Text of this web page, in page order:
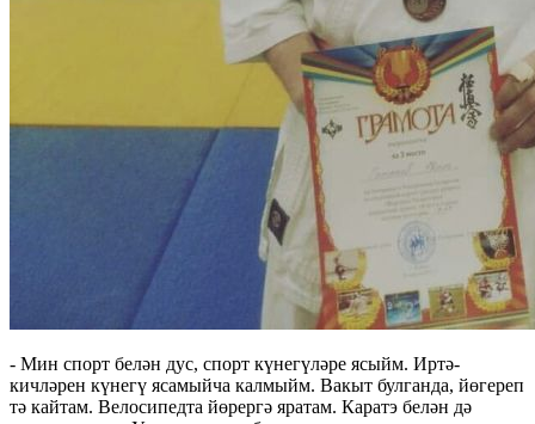
- Мин спорт белән дус, спорт күнегүләре ясыйм. Иртә-
кичләрен күнегү ясамыйча калмыйм. Вакыт булганда, йөгереп
тә кайтам. Велосипедта йөрергә яратам. Каратэ белән дә